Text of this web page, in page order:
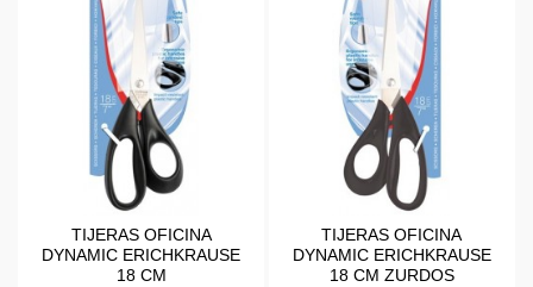
TIJERAS OFICINA
DYNAMIC ERICHKRAUSE
18 CM
TIJERAS OFICINA
DYNAMIC ERICHKRAUSE
18 CM ZURDOS